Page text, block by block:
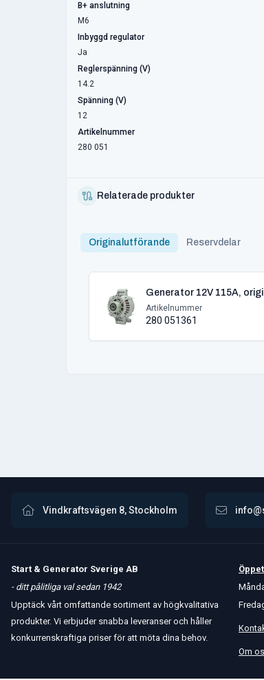
B+ anslutning
M6
Inbyggd regulator
Ja
Reglerspänning (V)
14.2
Spänning (V)
12
Artikelnummer
280 051
Relaterade produkter
Originalutförande Reservdelar
Generator 12V 115A,
Artikelnummer
280 051361
Vindkraftsvägen 8, Stockholm
Start & Generator Sverige AB
- ditt pålitliga val sedan 1942
Upptäck vårt omfattande sortiment av högkvalitativa
produkter. Vi erbjuder snabba leveranser och håller
konkurrenskraftiga priser för att möta dina behov.
Om